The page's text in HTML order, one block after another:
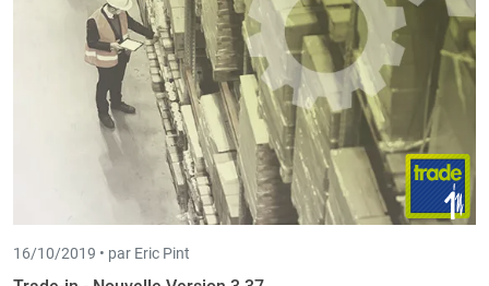
16/10/2019 • par Eric Pint